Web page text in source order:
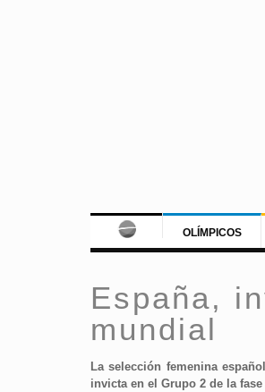
OLÍMPICOS
España,
mundial
La selección femenina
invicta en el Grupo 2 de la